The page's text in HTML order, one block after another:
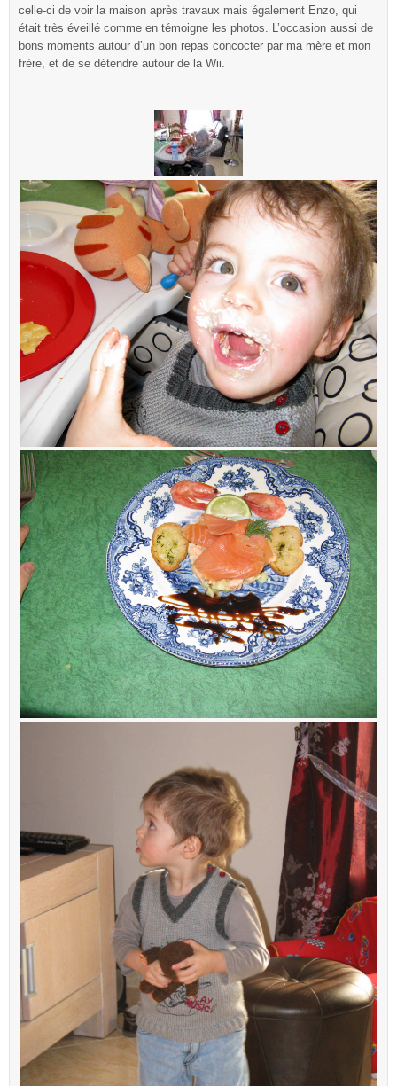
celle-ci de voir la maison après travaux mais également Enzo, qui
était très éveillé comme en témoigne les photos. L’occasion aussi de
bons moments autour d’un bon repas concocter par ma mère et mon
frère, et de se détendre autour de la Wii.